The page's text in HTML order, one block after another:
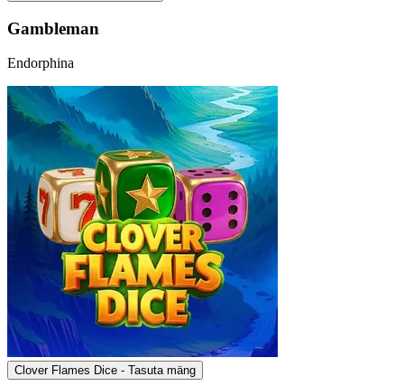
Gambleman
Endorphina
Clover Flames Dice - Tasuta mäng